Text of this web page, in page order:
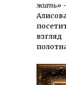
жить»